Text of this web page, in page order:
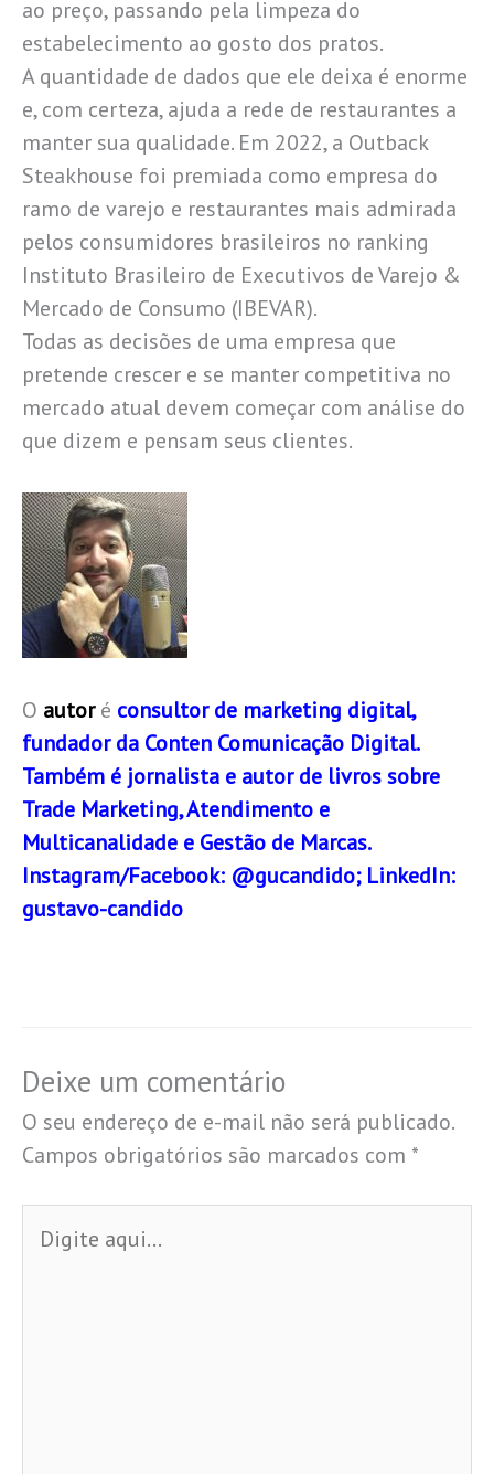
ao preço, passando pela limpeza do
estabelecimento ao gosto dos pratos.
A quantidade de dados que ele deixa é enorme
e, com certeza, ajuda a rede de restaurantes a
manter sua qualidade. Em 2022, a Outback
Steakhouse foi premiada como empresa do
ramo de varejo e restaurantes mais admirada
pelos consumidores brasileiros no ranking
Instituto Brasileiro de Executivos de Varejo &
Mercado de Consumo (IBEVAR).
Todas as decisões de uma empresa que
pretende crescer e se manter competitiva no
mercado atual devem começar com análise do
que dizem e pensam seus clientes.
O autoré consultor de marketing digital,
fundador da Conten Comunicação Digital.
Também é jornalista e autor de livros sobre
Trade Marketing, Atendimento e
Multicanalidade e Gestão de Marcas.
Instagram/Facebook: @gucandido; LinkedIn:
gustavo-candido
Deixe um comentário
O seu endereço de e-mail não será publicado.
Campos obrigatórios são marcados com *
aqui...